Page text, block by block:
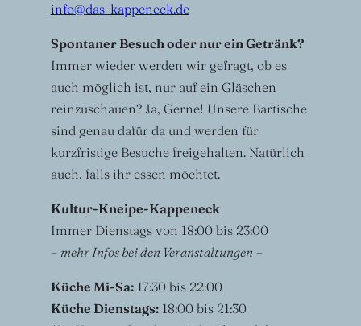
info@das-kappeneck.de
Spontaner Besuch oder nur ein Getränk?
Immer wieder werden wir gefragt, ob es
auch möglich ist, nur auf ein Gläschen
reinzuschauen? Ja, Gerne! Unsere Bartische
sind genau dafür da und werden für
kurzfristige Besuche freigehalten. Natürlich
auch, falls ihr essen möchtet.
Kultur-Kneipe-Kappeneck
Immer Dienstags von 18:00 bis 23:00
– mehr Infos bei den Veranstaltungen –
Küche Mi-Sa:17:30 bis 22:00
Küche Dienstags:18:00 bis 21:30